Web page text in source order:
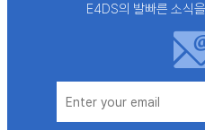
E4DS의 발빠른 소식